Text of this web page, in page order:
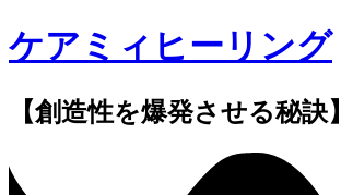
ケアミィヒーリング
【創造性を爆発させる秘訣】